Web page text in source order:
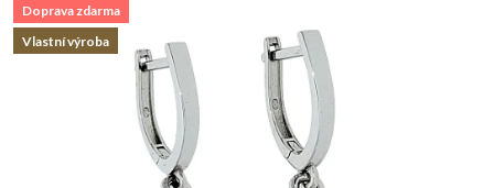
Doprava zdarma
Vlastní výroba